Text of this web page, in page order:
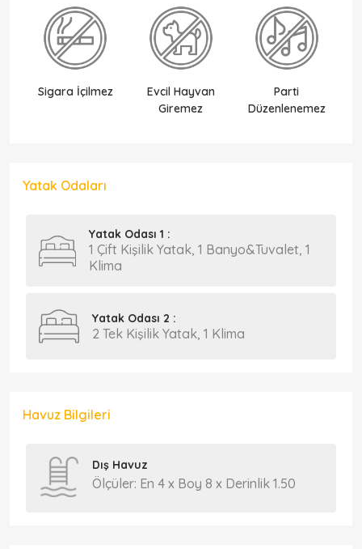
Sigara İçilmez
Evcil Hayvan
Giremez
Parti
Düzenlenemez
Yatak Odaları
Yatak Odası 1 :
1 Çift Kişilik Yatak, 1 Banyo&Tuvalet, 1
Klima
Yatak Odası 2 :
2 Tek Kişilik Yatak, 1 Klima
Havuz Bilgileri
Dış Havuz
Ölçüler: En 4 x Boy 8 x Derinlik 1.50